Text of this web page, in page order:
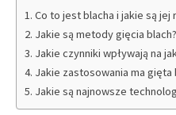
Co to jest blacha i jakie są jej
Jakie są metody gięcia blach?
Jakie czynniki wpływają na
Jakie zastosowania ma gięta
Jakie są najnowsze